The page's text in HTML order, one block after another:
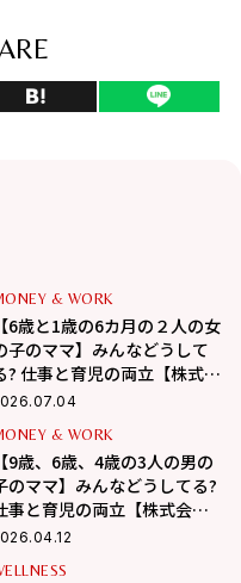
& WORK
【6歳と1歳の6カ月の２人の女
子のママ】みんなどうして
? 仕事と育児の両立【株式会
ワコール】
& WORK
【9歳、6歳、4歳の3人の男の
のママ】みんなどうしてる?
事と育児の両立【株式会社
DEEE】